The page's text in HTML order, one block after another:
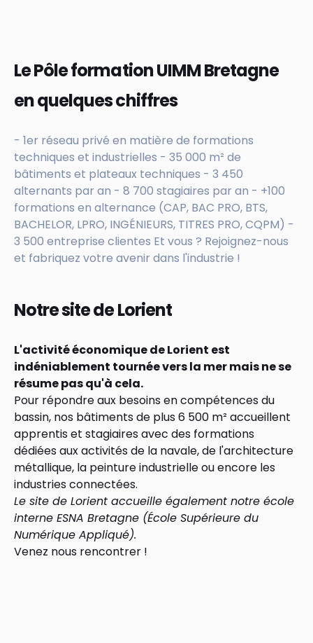
Le Pôle formation UIMM Bretagne
en quelques chiffres
- 1er réseau privé en matière de formations
techniques et industrielles - 35 000 m² de
bâtiments et plateaux techniques - 3 450
alternants par an - 8 700 stagiaires par an - +100
formations en alternance (CAP, BAC PRO, BTS,
BACHELOR, LPRO, INGÉNIEURS, TITRES PRO, CQPM) -
3 500 entreprise clientes Et vous ? Rejoignez-nous
et fabriquez votre avenir dans l'industrie !
Notre site de Lorient
L'activité économique de Lorient est
indéniablement tournée vers la mer mais ne se
résume pas qu'à cela.
Pour répondre aux besoins en compétences du
bassin, nos bâtiments de plus 6 500 m² accueillent
apprentis et stagiaires avec des formations
dédiées aux activités de la navale, de l'architecture
métallique, la peinture industrielle ou encore les
industries connectées.
Le site de Lorient accueille également notre école
interne ESNA Bretagne (École Supérieure du
Numérique Appliqué).
Venez nous rencontrer !